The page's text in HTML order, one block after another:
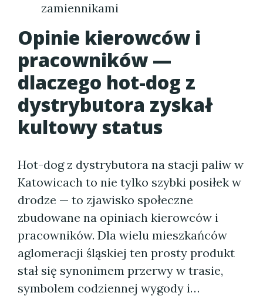
zamiennikami
Opinie kierowców i
pracowników —
dlaczego hot-dog z
dystrybutora zyskał
kultowy status
Hot-dog z dystrybutora na stacji paliw w
Katowicach to nie tylko szybki posiłek w
drodze — to zjawisko społeczne
zbudowane na opiniach kierowców i
pracowników. Dla wielu mieszkańców
aglomeracji śląskiej ten prosty produkt
stał się synonimem przerwy w trasie,
symbolem codziennej wygody i…